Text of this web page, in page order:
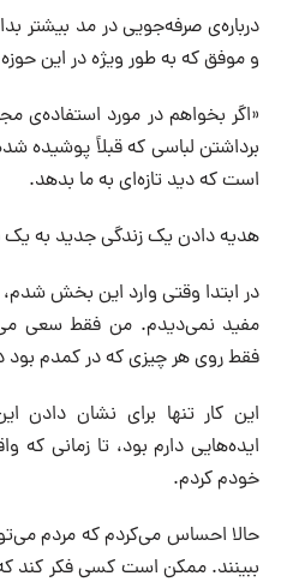
درباره‌ی صرفه‌جویی در مد بیشتر
و موفق که به طور ویژه در این
«اگر بخواهم در مورد استفاده‌ی
برداشتن لباسی که قبلاً پوشیده
است که دید تازه‌ای به ما بدهد.
هدیه دادن یک زندگی جدید به
در ابتدا وقتی وارد این بخش
مفید نمی‌دیدم. من فقط سعی
فقط روی هر چیزی که در کمدم بود
این کار تنها برای نشان
ایده‌هایی دارم بود، تا زمانی
خودم کردم.
حالا احساس می‌کردم که مردم
ببینند. ممکن است کسی فکر کند